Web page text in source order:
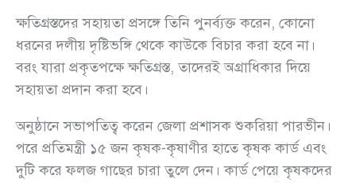
ক্ষতিগ্রস্তদের সহায়তা প্রসঙ্গে তিনি পুনর্ব্যক্ত করেন, কোনো
ধরনের দলীয় দৃষ্টিভঙ্গি থেকে কাউকে বিচার করা হবে না।
বরং যারা প্রকৃতপক্ষে ক্ষতিগ্রস্ত, তাদেরই অগ্রাধিকার দিয়ে
সহায়তা প্রদান করা হবে।
অনুষ্ঠানে সভাপতিত্ব করেন জেলা প্রশাসক শুকরিয়া পারভীন।
পরে প্রতিমন্ত্রী ১৫ জন কৃষক-কৃষাণীর হাতে কৃষক কার্ড এবং
দুটি করে ফলজ গাছের চারা তুলে দেন। কার্ড পেয়ে কৃষকদের